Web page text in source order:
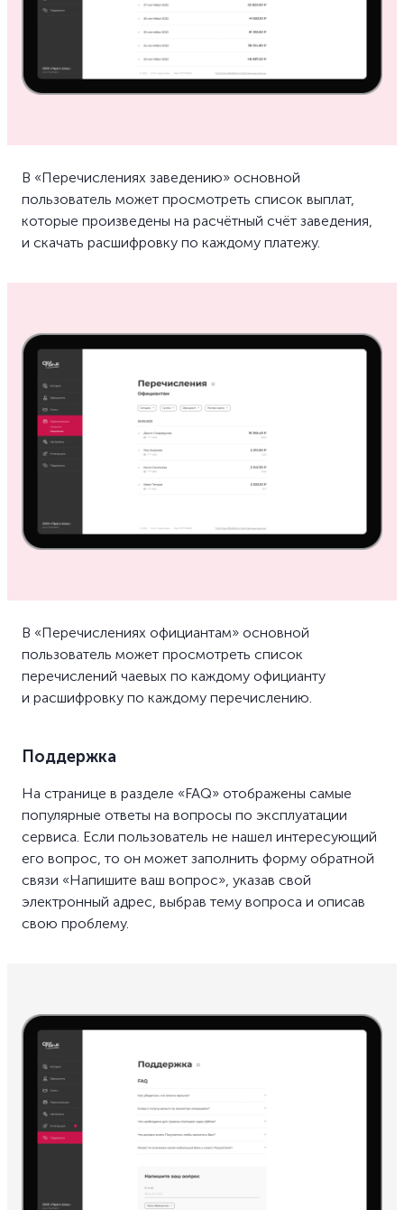
В «Перечислениях заведению» основной
пользователь может просмотреть список выплат,
которые произведены на расчётный счёт заведения,
и скачать расшифровку по каждому платежу.
В «Перечислениях официантам» основной
пользователь может просмотреть список
перечислений чаевых по каждому официанту
и расшифровку по каждому перечислению.
Поддержка
На странице в разделе «FAQ» отображены самые
популярные ответы на вопросы по эксплуатации
сервиса. Если пользователь не нашел интересующий
его вопрос, то он может заполнить форму обратной
связи «Напишите ваш вопрос», указав свой
электронный адрес, выбрав тему вопроса и описав
свою проблему.